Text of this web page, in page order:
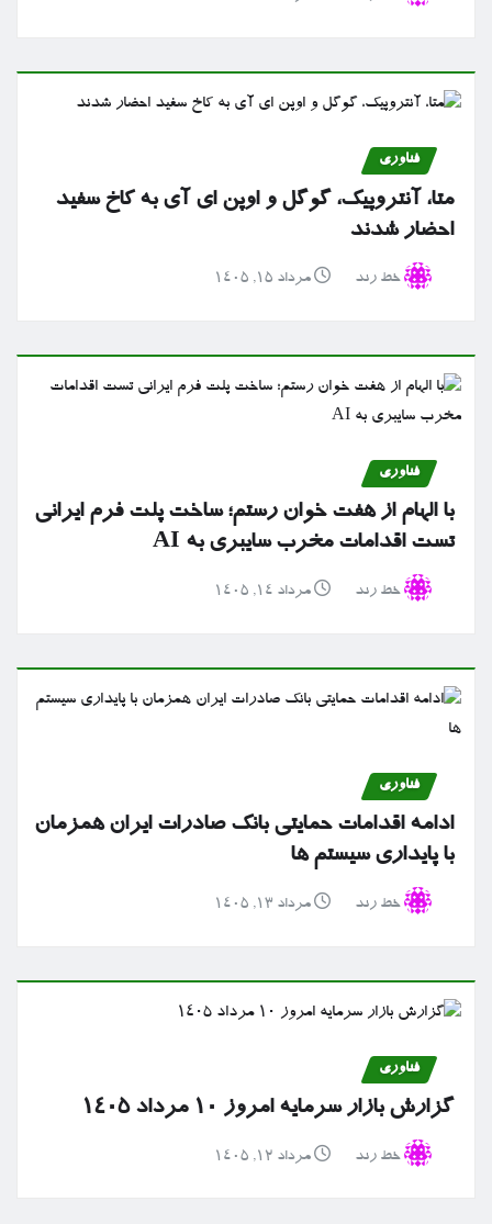
فناوری
متا، آنتروپیک، گوگل و اوپن ای آی به کاخ سفید
احضار شدند
خط رند مرداد ۱۵, ۱۴۰۵
فناوری
با الهام از هفت خوان رستم؛ ساخت پلت فرم ایرانی
تست اقدامات مخرب سایبری به AI
خط رند مرداد ۱۴, ۱۴۰۵
فناوری
ادامه اقدامات حمایتی بانک صادرات ایران همزمان
با پایداری سیستم ها
خط رند مرداد ۱۳, ۱۴۰۵
فناوری
گزارش بازار سرمایه امروز ۱۰ مرداد ۱۴۰۵
خط رند مرداد ۱۲, ۱۴۰۵